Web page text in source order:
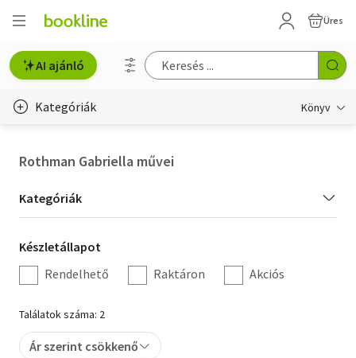
Üres
AI ajánló
Kategóriák Könyv
Hobbi, szabadidő
Irodalom
Művészet
Szakkönyv
Rothman Gabriella művei
Kategória
szűrés
Kategóriák
Készletállapot
szűrés
Készletállapot
Rendelhető
Raktáron Akciós
Találatok száma: 2
Ár szerint csökkenő